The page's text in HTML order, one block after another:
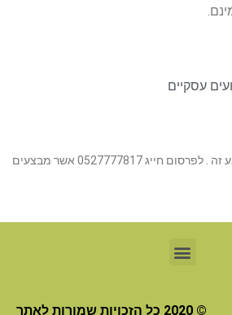
עסקיים
הפורטל שאתה גולש בו ברגע זה . לפרסום חייג 0527777817 אשר מבצעים
© 2020 כל הזכויות שמורות לאתר